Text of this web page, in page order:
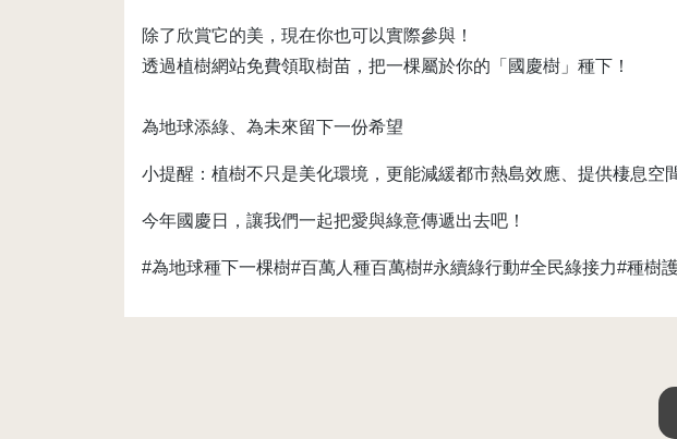
除了欣賞它的美，現在你也可以實際參與！
透過植樹網站免費領取樹苗，把一棵屬於你的「國慶樹」種下！
為地球添綠、為未來留下一份希望
小提醒：植樹不只是美化環境，更能減緩都市熱島效應、提供棲息空
今年國慶日，讓我們一起把愛與綠意傳遞出去吧！
#為地球種下一棵樹#百萬人種百萬樹#永續綠行動#全民綠接力#種樹